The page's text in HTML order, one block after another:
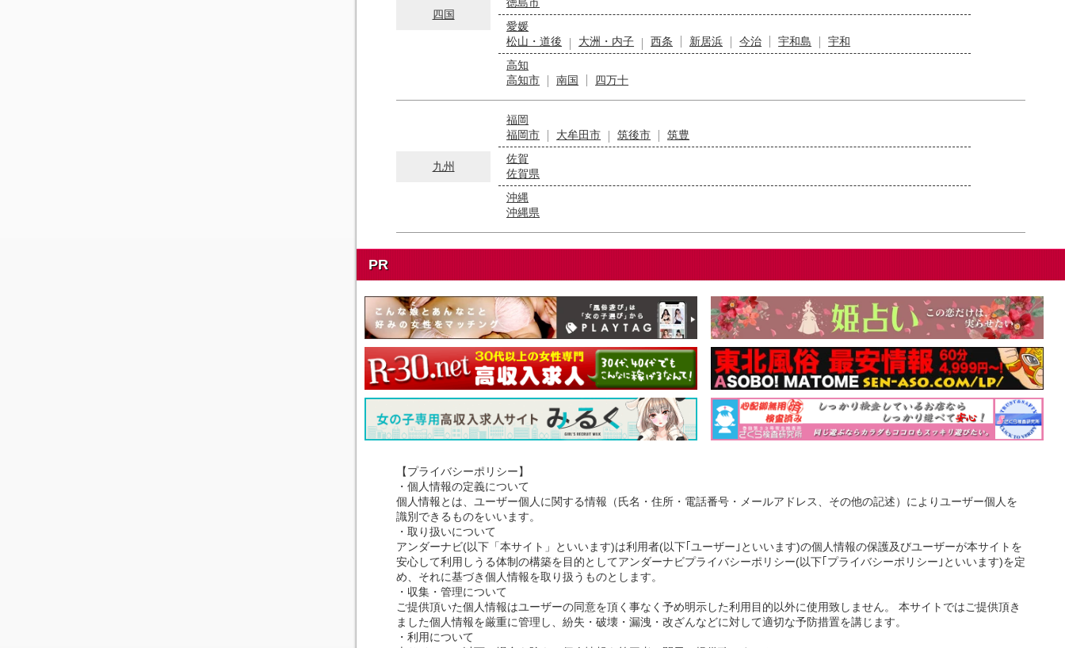
四国
徳島市
愛媛
松山・道後
大洲・内子 西条 新居浜 今治 宇和島
宇和
高知
高知市
南国 四万十
九州
福岡
福岡市
大牟田市 筑後市
筑豊
佐賀
佐賀県
沖縄
沖縄県
PR
【プライバシーポリシー】
・個人情報の定義について
個人情報とは、ユーザー個人に関する情報（氏名・住所・電話番号・メールアドレス、その他の記述）によりユーザー個人を
識別できるものをいいます。
・取り扱いについて
アンダーナビ(以下「本サイト」といいます)は利用者(以下｢ユーザー｣といいます)の個人情報の保護及びユーザーが本サイトを
安心して利用しうる体制の構築を目的としてアンダーナビプライバシーポリシー(以下｢プライバシーポリシー｣といいます)を定
め、それに基づき個人情報を取り扱うものとします。
・収集・管理について
ご提供頂いた個人情報はユーザーの同意を頂く事なく予め明示した利用目的以外に使用致しません。 本サイトではご提供頂き
ました個人情報を厳重に管理し、紛失・破壊・漏洩・改ざんなどに対して適切な予防措置を講じます。
・利用について